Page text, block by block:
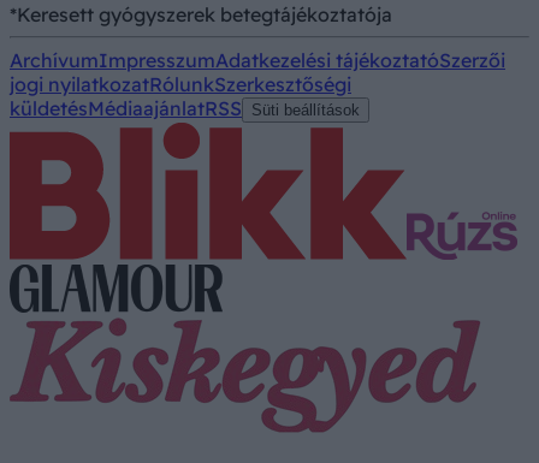
*Keresett gyógyszerek betegtájékoztatója
ArchívumImpresszumAdatkezelési tájékoztatóSzerzői
jogi nyilatkozatRólunkSzerkesztőségi
küldetésMédiaajánlatRSS Süti beállítások